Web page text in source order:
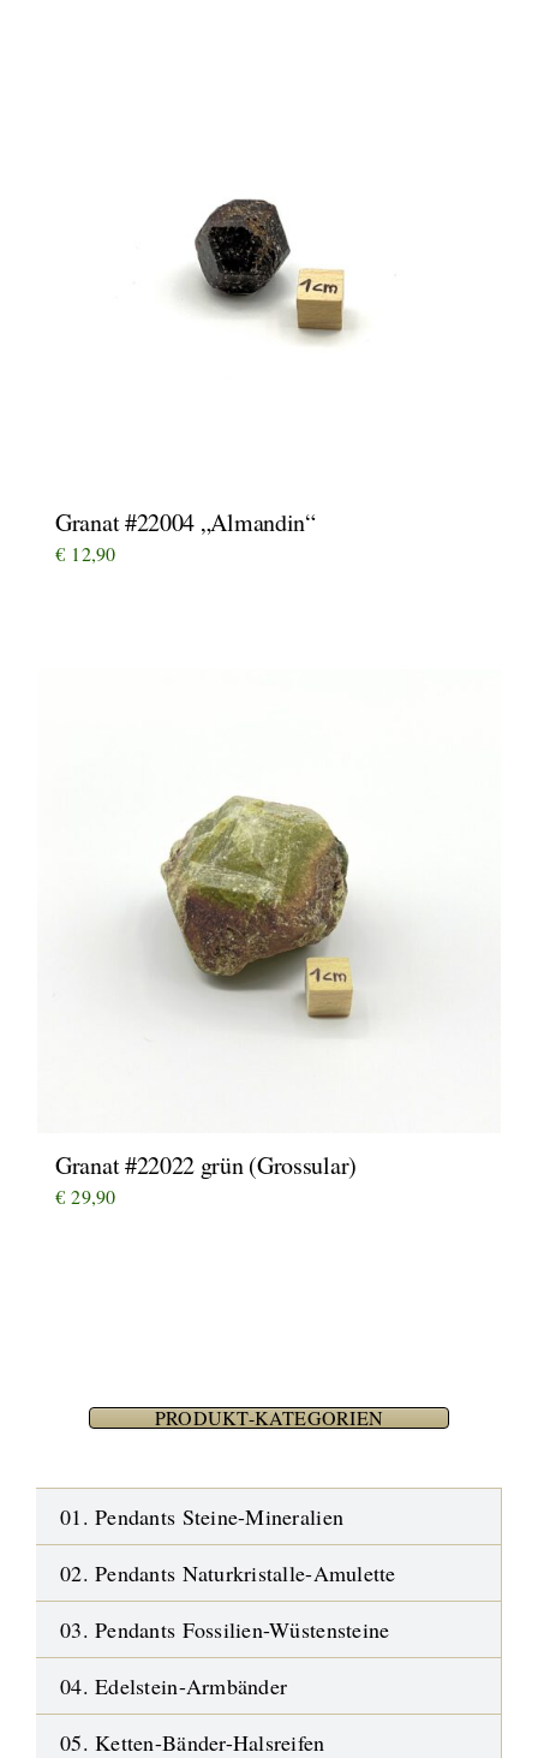
Granat #22004 „Almandin“
€ 12,90
Granat #22022 grün (Grossular)
€ 29,90
PRODUKT-KATEGORIEN
01. Pendants Steine-Mineralien
02. Pendants Naturkristalle-Amulette
03. Pendants Fossilien-Wüstensteine
04. Edelstein-Armbänder
05. Ketten-Bänder-Halsreifen